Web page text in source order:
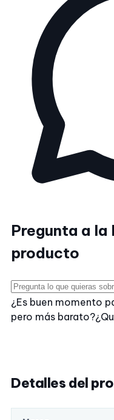
Pregunta a la
producto
¿Es buen momento
pero más barato?
Detalles del